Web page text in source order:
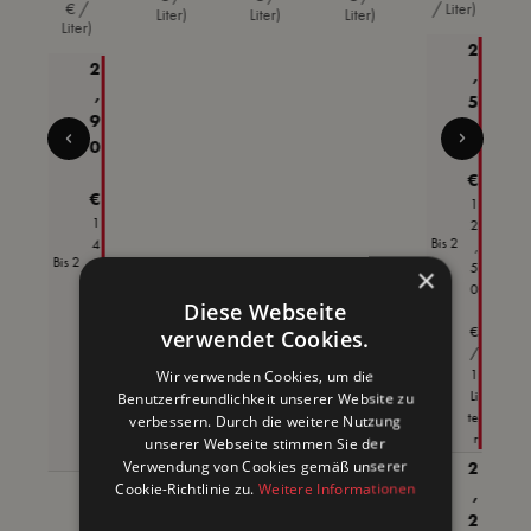
€ /
Liter)
Bis2
2
,
9
0
€
1
4
Liter)
Glas
Liter)
Liter)
/ Liter)
Bis2
2
,
5
0
€
1
2
,
5
0
€
/
1
Li
te
r
2
,
2
×
Diese Webseite
verwendet Cookies.
Wir verwenden Cookies, um die
Benutzerfreundlichkeit unserer Website zu
verbessern. Durch die weitere Nutzung
unserer Webseite stimmen Sie der
Verwendung von Cookies gemäß unserer
Cookie-Richtlinie zu.Weitere Informationen